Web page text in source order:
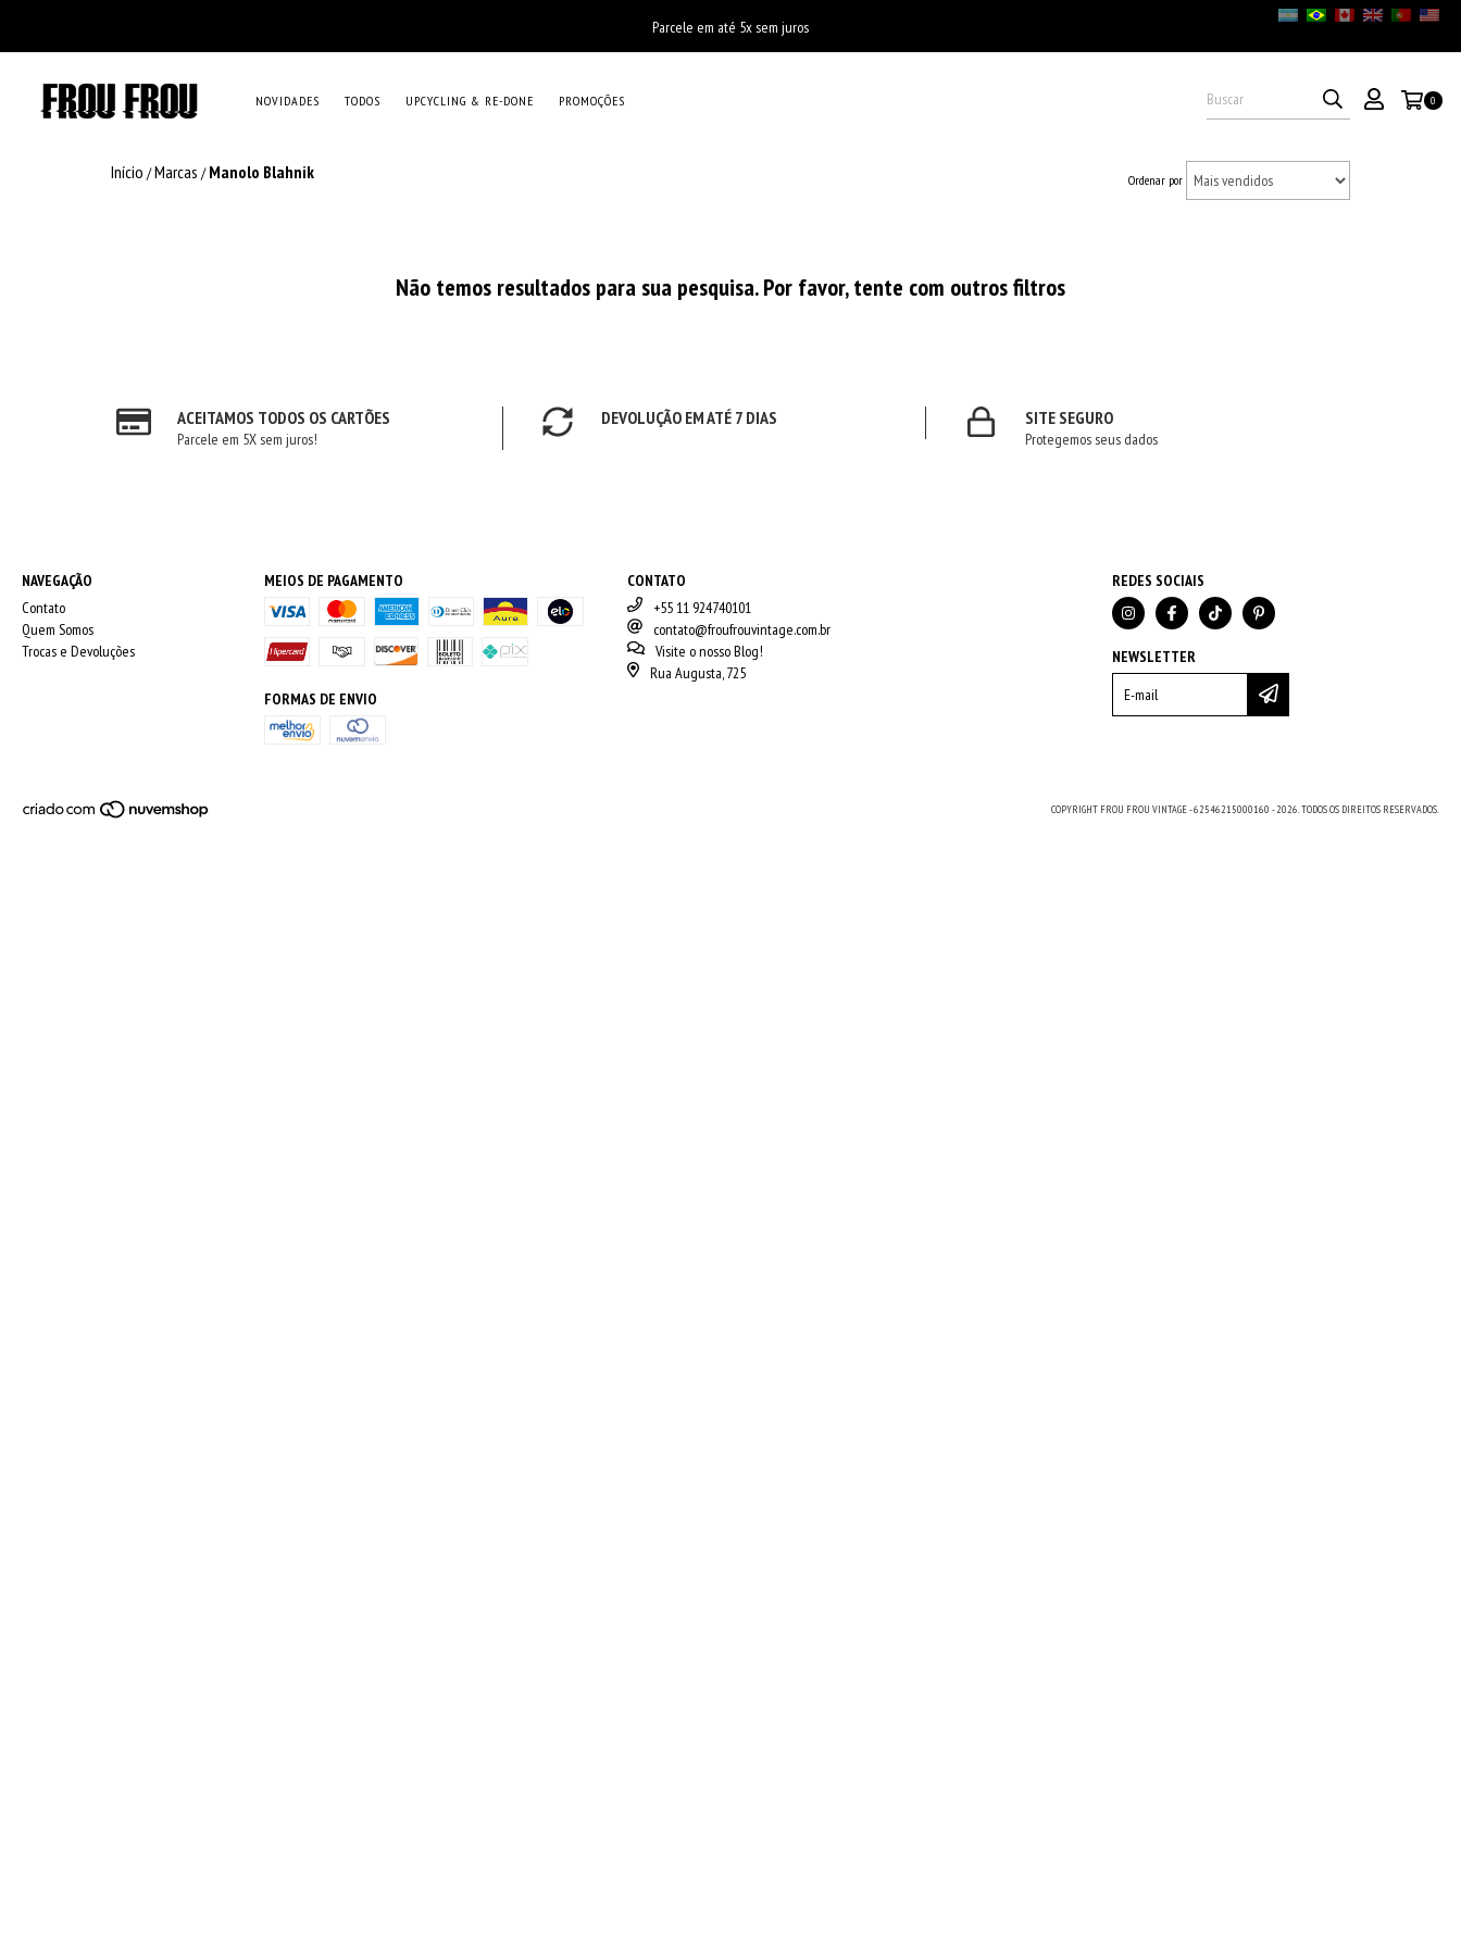
Parcele em até 5x sem juros
NOVIDADES TODOS UPCYCLING & RE-DONE PROMOÇÕES 0
Início /Marcas / Manolo Blahnik Ordenar por
Não temos resultados para sua pesquisa. Por favor, tente com outros filtros
ACEITAMOS TODOS OS CARTÕES
Parcele em 5X sem juros!
DEVOLUÇÃO EM ATÉ 7 DIAS SITE SEGURO
Protegemos seus dados
NAVEGAÇÃO
Contato
Quem Somos
Trocas e Devoluções
MEIOS DE PAGAMENTO
FORMAS DE ENVIO
CONTATO
+55 11 924740101
contato@froufrouvintage.com.br
Visite o nosso Blog!
Rua Augusta, 725
REDES SOCIAIS
NEWSLETTER
COPYRIGHT FROU FROU VINTAGE - 62546215000160 - 2026. TODOS OS DIREITOS RESERVADOS.